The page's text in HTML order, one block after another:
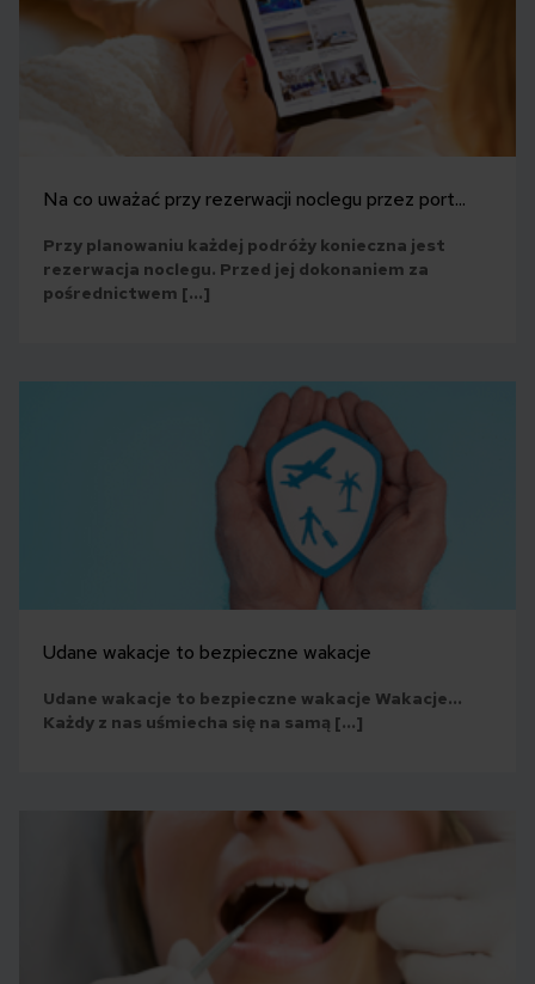
Na co uważać przy rezerwacji noclegu przez port...
Przy planowaniu każdej podróży konieczna jest
rezerwacja noclegu. Przed jej dokonaniem za
pośrednictwem […]
Udane wakacje to bezpieczne wakacje
Udane wakacje to bezpieczne wakacje Wakacje…
Każdy z nas uśmiecha się na samą […]